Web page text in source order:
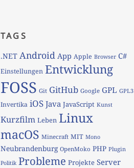
TAGS
.NET Android App Apple Browser C#
Einstellungen Entwicklung
FOSS Git GitHub Google GPL GPL3
Invertika iOS Java JavaScript Kunst
Kurzfilm Leben Linux
macOS Minecraft MIT Mono
Neubrandenburg OpenMoko PHP Plugin
Politik Probleme Projekte Server